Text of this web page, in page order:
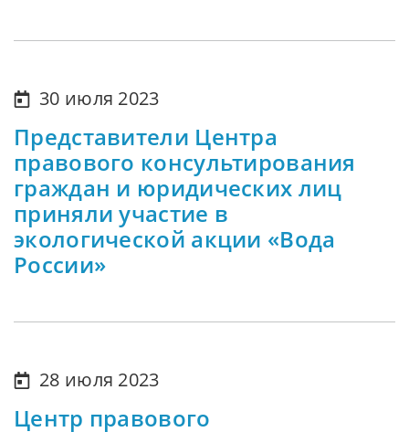
30 июля 2023
Представители Центра
правового консультирования
граждан и юридических лиц
приняли участие в
экологической акции «Вода
России»
28 июля 2023
Центр правового